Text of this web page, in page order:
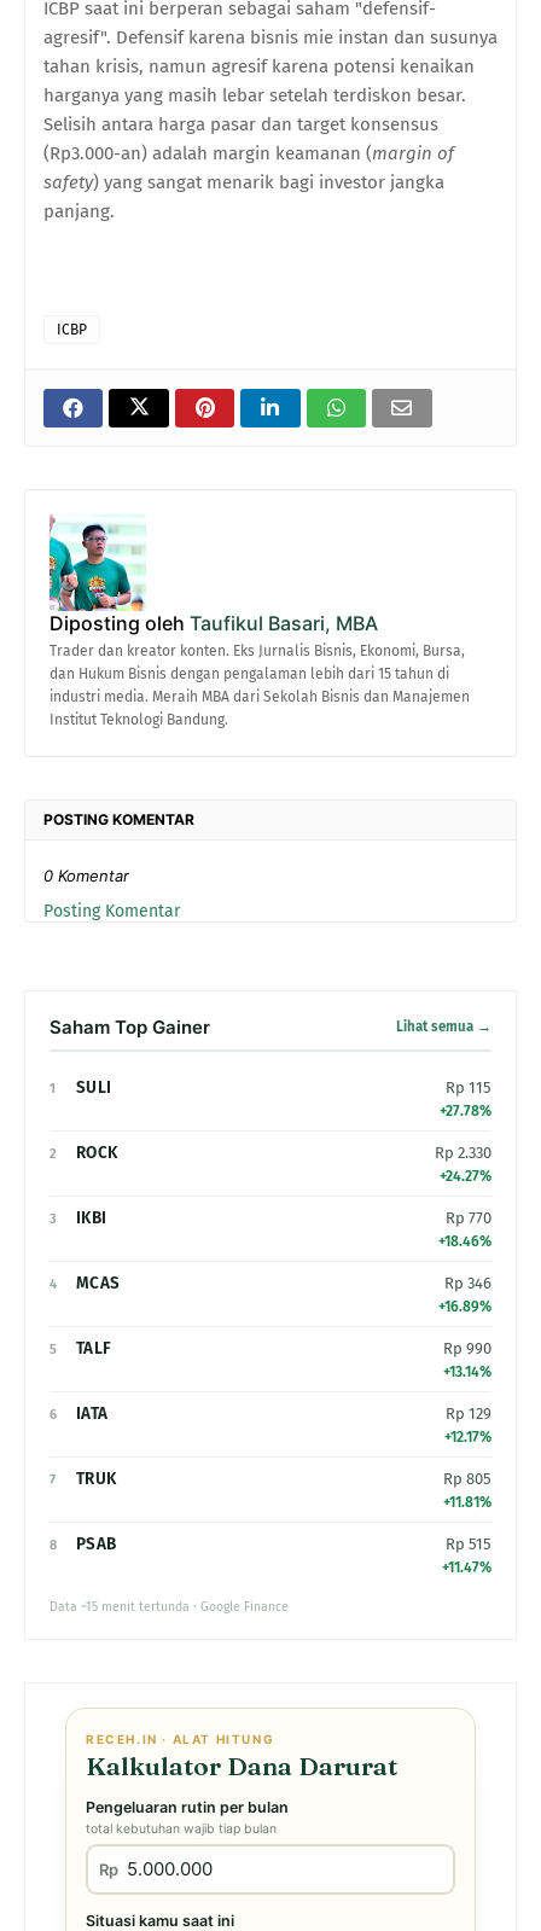
ICBP saat ini berperan sebagai saham "defensif-
agresif". Defensif karena bisnis mie instan dan susunya
tahan krisis, namun agresif karena potensi kenaikan
harganya yang masih lebar setelah terdiskon besar.
Selisih antara harga pasar dan target konsensus
(Rp3.000-an) adalah margin keamanan (margin of
safety) yang sangat menarik bagi investor jangka
panjang.
ICBP
Diposting oleh Taufikul Basari, MBA
Trader dan kreator konten. Eks Jurnalis Bisnis, Ekonomi, Bursa,
dan Hukum Bisnis dengan pengalaman lebih dari 15 tahun di
industri media. Meraih MBA dari Sekolah Bisnis dan Manajemen
Institut Teknologi Bandung.
POSTING KOMENTAR
0 Komentar
Posting Komentar
Saham Top Gainer Lihat semua →
1 SULI Rp 115
+27.78%
2 ROCK Rp 2.330
+24.27%
3 IKBI Rp 770
+18.46%
4 MCAS Rp 346
+16.89%
5 TALF Rp 990
+13.14%
6 IATA Rp 129
+12.17%
7 TRUK Rp 805
+11.81%
8 PSAB Rp 515
+11.47%
Data ~15 menit tertunda · Google Finance
RECEH.IN · ALAT HITUNG
Kalkulator Dana Darurat
Pengeluaran rutin per bulan
total kebutuhan wajib tiap bulan
Rp
Situasi kamu saat ini